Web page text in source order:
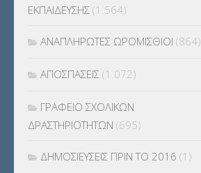
ΕΚΠΑΙΔΕΥΣΗΣ (1.564)
ΑΝΑΠΛΗΡΩΤΕΣ ΩΡΟΜΙΣΘΙΟΙ (864)
ΑΠΟΣΠΑΣΕΙΣ (1.072)
ΓΡΑΦΕΙΟ ΣΧΟΛΙΚΩΝ
ΔΡΑΣΤΗΡΙΟΤΗΤΩΝ (695)
ΔΗΜΟΣΙΕΥΣΕΙΣ ΠΡΙΝ ΤΟ 2016 (1)